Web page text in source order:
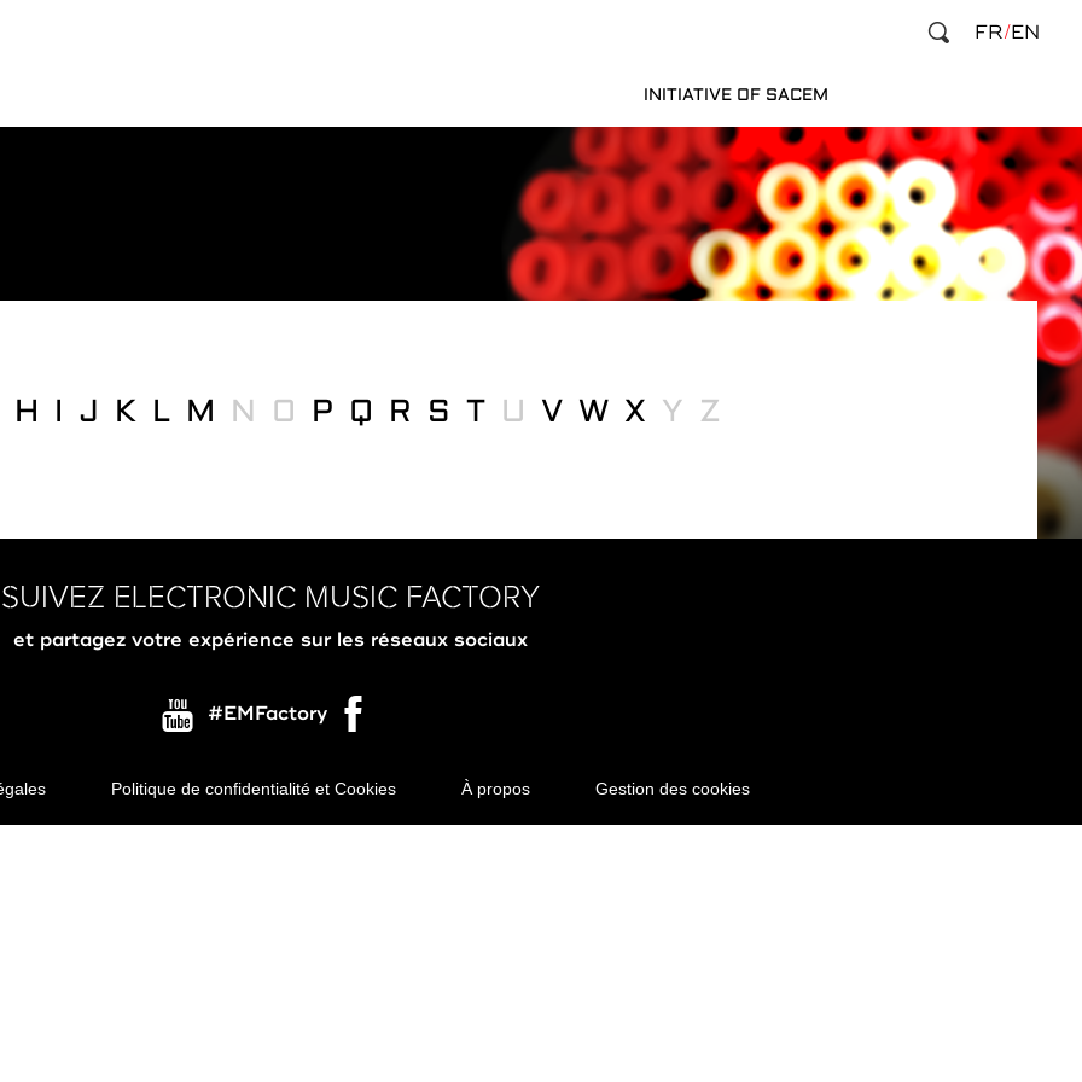
INITIATIVE OF SACEM
FR EN
H J K L M N O P Q R S T U V W X Y Z
SUIVEZ ELECTRONIC MUSIC FACTORY
et partagez votre expérience sur les réseaux sociaux
#EMFactory
Politique de confidentialité et Cookies À propos Gestion des cookies